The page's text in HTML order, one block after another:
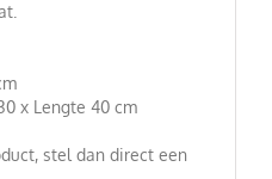
x Lengte 40 cm
stel dan direct een